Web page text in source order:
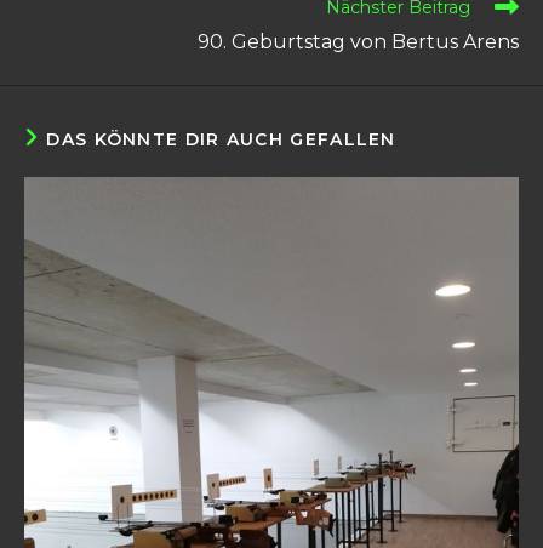
Nächster Beitrag
90. Geburtstag von Bertus Arens
DAS KÖNNTE DIR AUCH GEFALLEN